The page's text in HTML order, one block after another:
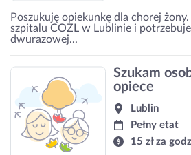
Poszukuję opiekunkę dla chorej
szpitalu COZL w Lublinie i
dwurazowej...
Szukam
opiece
Lublin
Pełny etat
15 zł za